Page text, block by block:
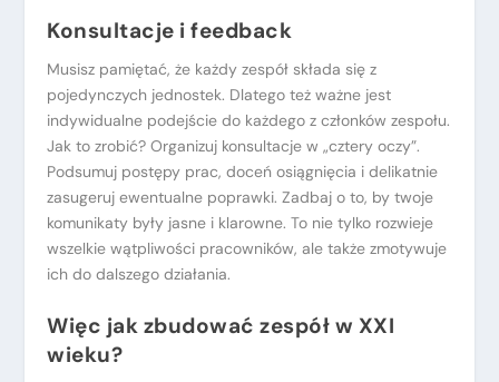
Konsultacje i feedback
Musisz pamiętać, że każdy zespół składa się z
pojedynczych jednostek. Dlatego też ważne jest
indywidualne podejście do każdego z członków zespołu.
Jak to zrobić? Organizuj konsultacje w „cztery oczy”.
Podsumuj postępy prac, doceń osiągnięcia i delikatnie
zasugeruj ewentualne poprawki. Zadbaj o to, by twoje
komunikaty były jasne i klarowne. To nie tylko rozwieje
wszelkie wątpliwości pracowników, ale także zmotywuje
ich do dalszego działania.
Więc jak zbudować zespół w XXI
wieku?